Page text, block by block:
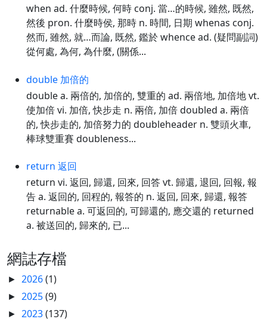
when ad. 什麼時候, 何時 conj. 當…的時候, 雖然, 既然,
然後 pron. 什麼時侯, 那時 n. 時間, 日期 whenas conj.
然而, 雖然, 就…而論, 既然, 鑑於 whence ad. (疑問副詞)
從何處, 為何, 為什麼, (關係...
double 加倍的
double a. 兩倍的, 加倍的, 雙重的 ad. 兩倍地, 加倍地 vt.
使加倍 vi. 加倍, 快步走 n. 兩倍, 加倍 doubled a. 兩倍
的, 快步走的, 加倍努力的 doubleheader n. 雙頭火車,
棒球雙重賽 doubleness...
return 返回
return vi. 返回, 歸還, 回來, 回答 vt. 歸還, 退回, 回報, 報
告 a. 返回的, 回程的, 報答的 n. 返回, 回來, 歸還, 報答
returnable a. 可返回的, 可歸還的, 應交還的 returned
a. 被送回的, 歸來的, 已...
網誌存檔
► 2026(1)
► 2025(9)
► 2023(137)